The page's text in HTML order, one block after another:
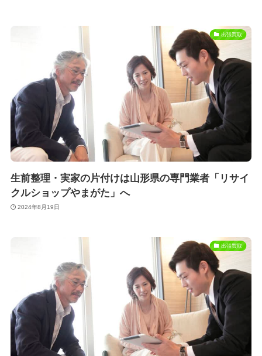
出張買取
生前整理・実家の片付けは山形県の専門業者「リサイ
クルショップやまがた」へ
2024年8月19日
出張買取